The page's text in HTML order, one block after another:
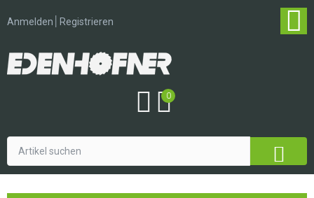
Anmelden Registrieren
0